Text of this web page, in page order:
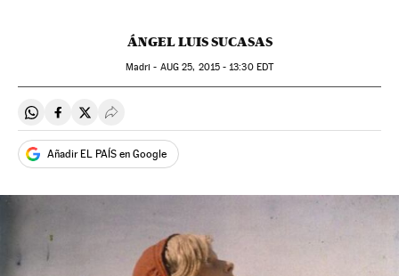
ÁNGEL LUIS SUCASAS
Madri - AUG 25, 2015 - 13:30EDT
Compartir en Whatsapp
Compartir en Facebook
Compartir en Twitter
Desplegar Redes Sociales
Añadir EL PAÍS en Google